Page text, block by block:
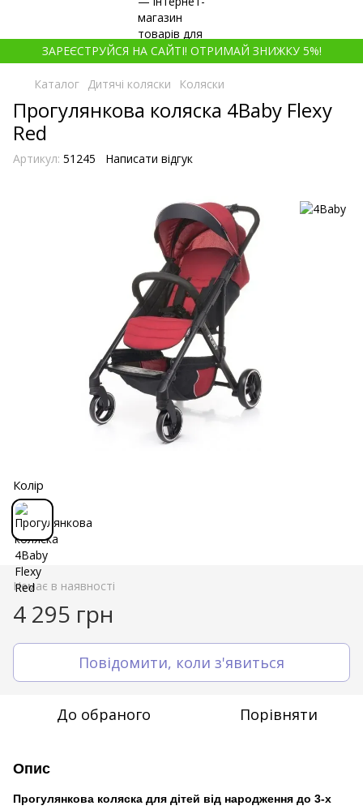
ЗАРЕЄСТРУЙСЯ НА САЙТІ! ОТРИМАЙ ЗНИЖКУ 5%!
Каталог Дитячі коляски Коляски
Прогулянкова коляска 4Baby Flexy
Red
Артикул: 51245 Написати відгук
Колір
Немає в наявності
4 295 грн
Повідомити, коли з'явиться
До обраного Порівняти
Опис
Прогулянкова коляска для дітей від народження до 3-х